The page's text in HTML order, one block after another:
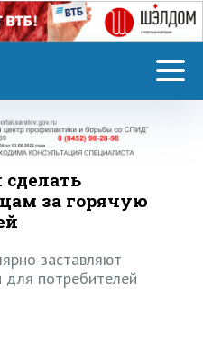
сделать
за горячую
заставляют
для потребителей